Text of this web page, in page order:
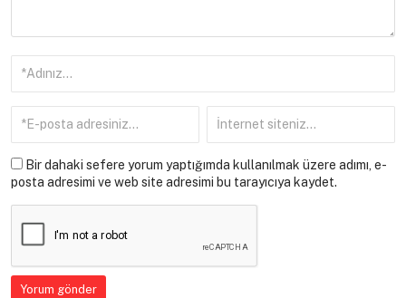
Bir dahaki sefere yorum yaptığımda kullanılmak üzere adımı, e-
posta adresimi ve web site adresimi bu tarayıcıya kaydet.